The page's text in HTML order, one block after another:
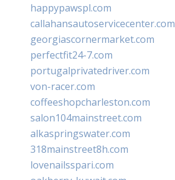
happypawspl.com
callahansautoservicecenter.com
georgiascornermarket.com
perfectfit24-7.com
portugalprivatedriver.com
von-racer.com
coffeeshopcharleston.com
salon104mainstreet.com
alkaspringswater.com
318mainstreet8h.com
lovenailsspari.com